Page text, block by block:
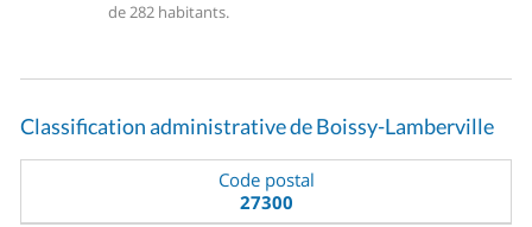
de 282 habitants.
Classification administrative de Boissy-Lamberville
Code postal
27300